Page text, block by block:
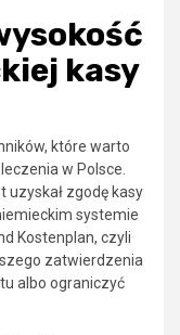
kasy
które warto
w Polsce.
uzyskał zgodę kasy
systemie
Kostenplan, czyli
zatwierdzenia
albo ograniczyć